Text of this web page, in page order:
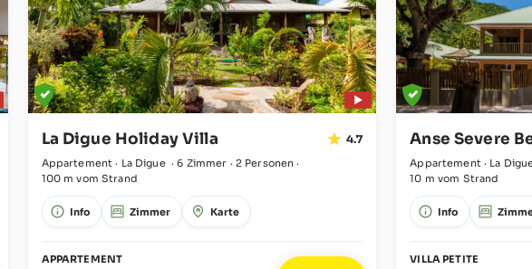
La Digue Holiday Villa 4.7
Appartement · La Digue ·6 Zimmer · 2 Personen ·
100 m vom Strand
Info Zimmer Karte
APPARTEMENT
Anse Severe
Appartement · La
10 m vom Strand
Info
VILLA PETITE